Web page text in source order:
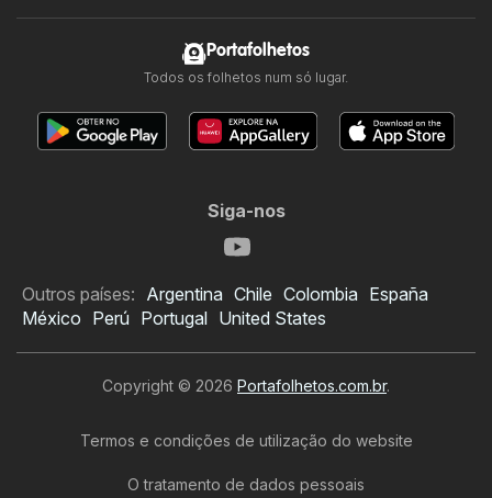
Portafolhetos
Todos os folhetos num só lugar.
Siga-nos
Outros países: Argentina Chile Colombia España
México Perú Portugal United States
Copyright © 2026 Portafolhetos.com.br.
Termos e condições de utilização do website
O tratamento de dados pessoais